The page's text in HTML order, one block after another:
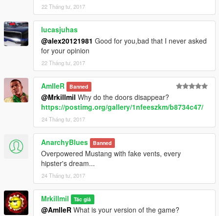
22 Tháng tư, 2017
lucasjuhas
@alex20121981 Good for you,bad that I never asked
for your opinion
22 Tháng tư, 2017
AmlleR Banned
@Mrkillmil Why do the doors disappear?
https://postimg.org/gallery/1nfeeszkm/b8734c47/
24 Tháng tư, 2017
AnarchyBlues Banned
Overpowered Mustang with fake vents, every
hipster's dream...
24 Tháng tư, 2017
Mrkillmil Tác giả
@AmlleR What is your version of the game?